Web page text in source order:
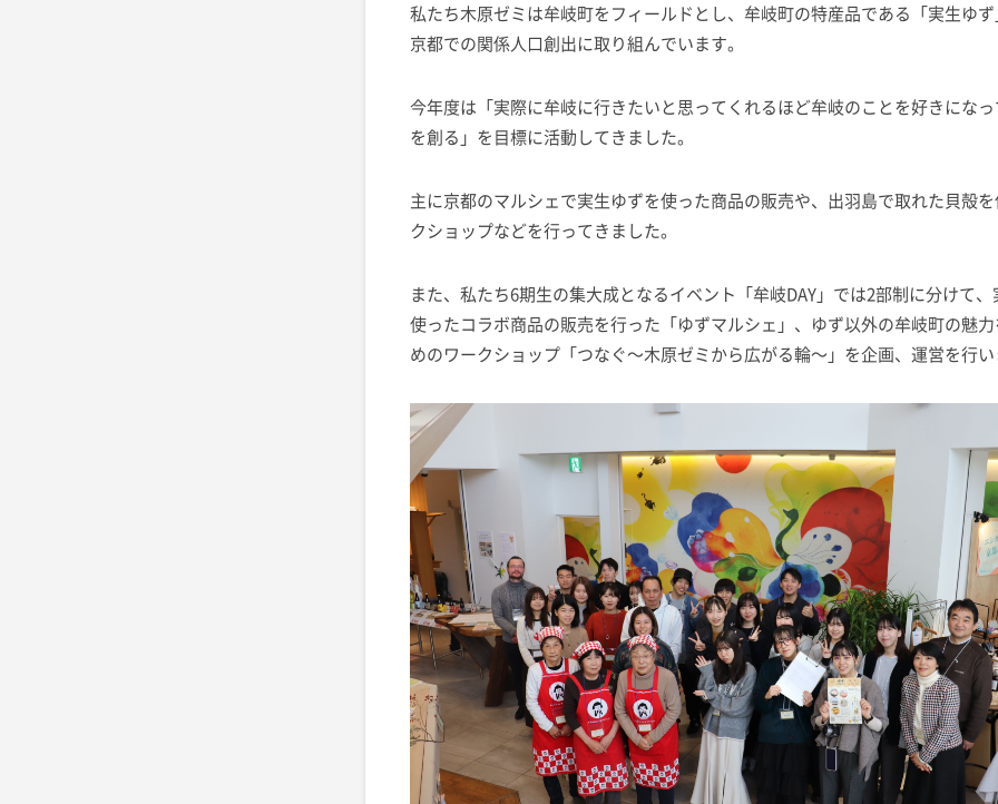
私たち木原ゼミは牟岐町をフィールドとし、牟岐町の特産品である「実生ゆ
京都での関係人口創出に取り組んでいます。
今年度は「実際に牟岐に行きたいと思ってくれるほど牟岐のことを好きにな
を創る」を目標に活動してきました。
主に京都のマルシェで実生ゆずを使った商品の販売や、出羽島で取れた貝殻
クショップなどを行ってきました。
また、私たち6期生の集大成となるイベント「牟岐DAY」では2部制に分けて
使ったコラボ商品の販売を行った「ゆずマルシェ」、ゆず以外の牟岐町の魅
めのワークショップ「つなぐ〜木原ゼミから広がる輪〜」を企画、運営を行